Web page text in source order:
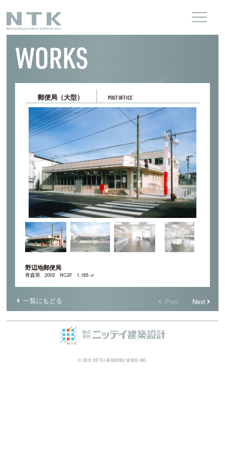
WORKS
郵便局（大型） POST OFFICE
野辺地郵便局
青森県 2003 RC2F 1,165 ㎡
一覧にもどる Prev. Next
© 2022 NITTEI KENCHIKU SEKKEI INC.